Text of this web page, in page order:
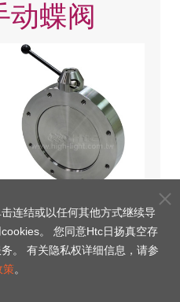
动蝶阀
ISO-F 手动高真空蝶阀
连结或以任何其他方式继续导
。 您同意Htc日扬真空存
。 有关隐私权详细信息，请参
策。